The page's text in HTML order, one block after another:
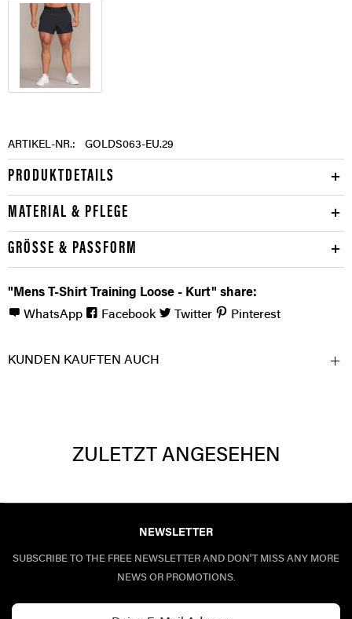
ARTIKEL-NR.: GOLDS063-EU.29
PRODUKTDETAILS
MATERIAL & PFLEGE
GRÖSSE & PASSFORM
"Mens T-Shirt Training Loose - Kurt" share:
WhatsApp
Facebook Twitter Pinterest
KUNDEN KAUFTEN AUCH
ZULETZT ANGESEHEN
NEWSLETTER
SUBSCRIBE TO THE FREE NEWSLETTER AND DON'T MISS ANY MORE
NEWS OR PROMOTIONS.